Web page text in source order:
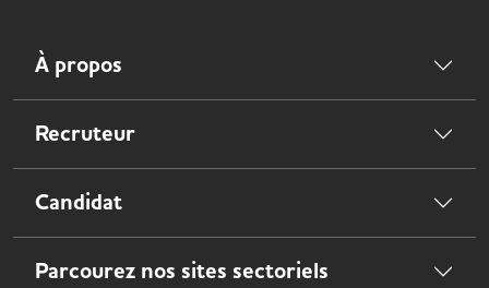
À propos
Recruteur
Candidat
Parcourez nos sites sectoriels